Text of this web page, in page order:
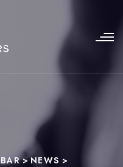
>NEWS >